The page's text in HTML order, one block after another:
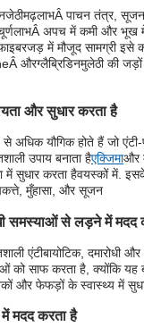
जेठीमढ़लाभÂ पाचन तंत्र,
लाभÂ अपच में कमी और भूख में
जड़ में मौजूद सामग्री इसे
Â औरग्लैब्रिडिनमुलेठी की
और सुधार करता है
अधिक यौगिक होते हैं जो
उपाय बनाता हैएक्जिमाऔर
में सुधार करता हैवयस्कों में.
मुँहासा, और सूजन
समस्याओं से लड़ने में मदद
एंटीबायोटिक, दमारोधी
को साफ करता है, क्योंकि
और फेफड़ों के स्वास्थ्य में
मदद करता है